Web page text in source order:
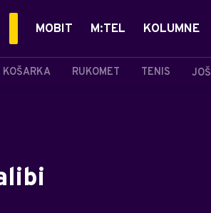
KOŠARKA RUKOMET TENIS JOŠ
MOBIT M:TEL KOLUMNE